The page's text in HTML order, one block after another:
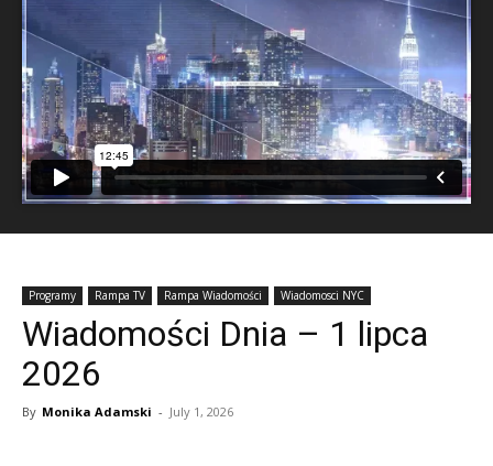
Programy Rampa TV Rampa Wiadomości Wiadomosci NYC
Wiadomości Dnia – 1 lipca
2026
By Monika Adamski - July 1, 2026